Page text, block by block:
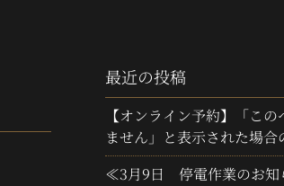
最近の投稿
【オンライン予約】「こ
ません」と表示された場合
≪3月9日 停電作業のお